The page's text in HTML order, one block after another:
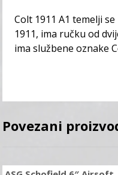
Colt 1911 A1 temelji
1911, ima ručku od
ima službene oznake
Povezani